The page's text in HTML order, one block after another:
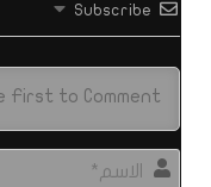
Subscribe